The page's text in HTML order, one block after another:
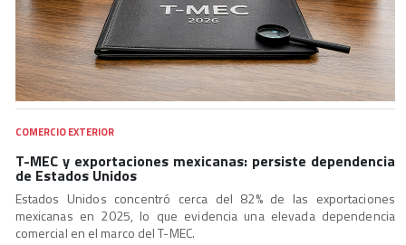
COMERCIO EXTERIOR
T-MEC y exportaciones mexicanas: persiste dependencia
de Estados Unidos
Estados Unidos concentró cerca del 82% de las exportaciones
mexicanas en 2025, lo que evidencia una elevada dependencia
comercial en el marco del T-MEC.